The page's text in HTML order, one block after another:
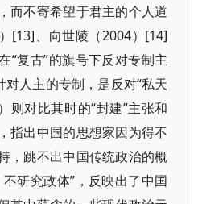
而不寄希望于君主的个人道
[13]、向世陵（2004）[14]
“复古”的旗号下反对专制主
对人主的专制，是反对“私天
则对比其时的“封建”主张和
指出中国的思想家因为得不
，跳不出中国传统政治的概
研究政体”，反映出了中国